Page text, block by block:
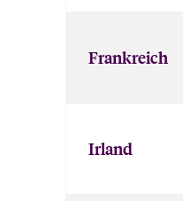
Frankreich
Irland